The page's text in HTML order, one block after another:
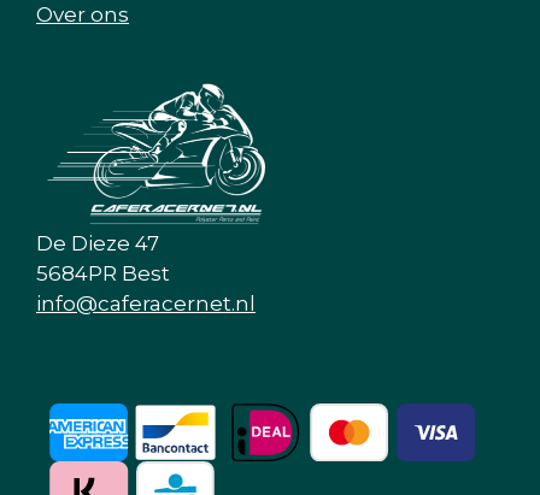
Over ons
De Dieze 47
5684PR Best
info@caferacernet.nl